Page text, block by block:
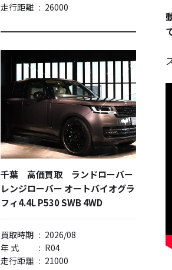
走行距離 : 26000
千葉 高価買取 ランドローバー
レンジローバー オートバイオグラ
フィ4.4L P530 SWB 4WD
買取時期 : 2026/08
年 式
: R04
走行距離 : 21000